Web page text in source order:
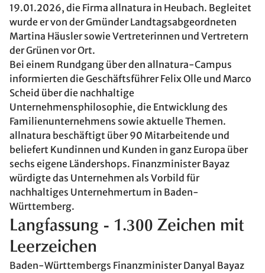
19.01.2026, die Firma allnatura in Heubach. Begleitet
wurde er von der Gmünder Landtagsabgeordneten
Martina Häusler sowie Vertreterinnen und Vertretern
der Grünen vor Ort.
Bei einem Rundgang über den allnatura-Campus
informierten die Geschäftsführer Felix Olle und Marco
Scheid über die nachhaltige
Unternehmensphilosophie, die Entwicklung des
Familienunternehmens sowie aktuelle Themen.
allnatura beschäftigt über 90 Mitarbeitende und
beliefert Kundinnen und Kunden in ganz Europa über
sechs eigene Ländershops. Finanzminister Bayaz
würdigte das Unternehmen als Vorbild für
nachhaltiges Unternehmertum in Baden-
Württemberg.
Langfassung - 1.300 Zeichen mit
Leerzeichen
Baden-Württembergs Finanzminister Danyal Bayaz